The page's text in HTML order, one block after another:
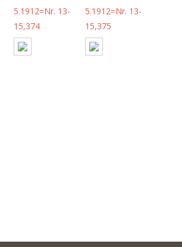
5.1912=Nr. 13-
15,374
5.1912=Nr. 13-
15,375